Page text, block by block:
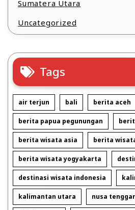
Sumatera Utara
Uncategorized
Tags
air terjun bali berita aceh
berita papua pegunungan
berita wisata asia berita
berita wisata yogyakarta
destinasi wisata indonesia
kalimantan utara nusa